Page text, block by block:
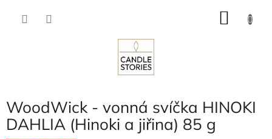
WoodWick - vonná svíčka HINOKI
DAHLIA (Hinoki a jiřina) 85 g